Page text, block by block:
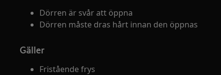
Dörren är svår att öppna
Dörren måste dras hårt innan den öppnas
Gäller
Fristående frys